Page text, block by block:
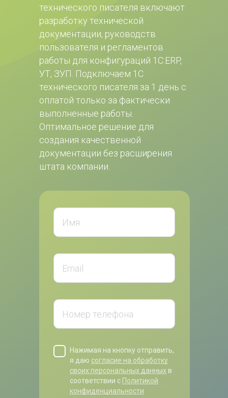
Нажимая на кнопку отправить,
я даю согласие на обработку
своих персональных данных в
соответствии с Политикой
конфиденциальности
технического писателя включают
разработку технической
документации, руководств
пользователя и регламентов
работы для конфигураций 1С:ERP,
УТ, ЗУП. Подключаем 1С
технического писателя за 1 день с
оплатой только за фактически
выполненные работы.
Оптимальное решение для
создания качественной
документации без расширения
штата компании.